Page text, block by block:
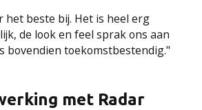
het beste bij. Het is heel erg
de look en feel sprak ons aan
bovendien toekomstbestendig."
met Radar